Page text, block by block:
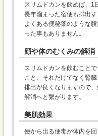
スリムドカンを飲めば、1
長年溜まった宿便も排出す
よくある便秘薬のような
った事もありません。
顔や体のむくみの解消
スリムドカンを飲むこと
こと、それだけでなく腎
排出が良くなりますので
解消へと繋がります。
美肌効果
便から出る便毒が体内を